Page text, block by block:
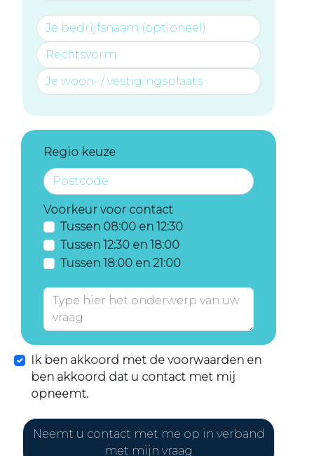
Regio keuze
Voorkeur voor contact
Tussen 08:00 en 12:30
Tussen 12:30 en 18:00
Tussen 18:00 en 21:00
Ik ben akkoord met de voorwaarden en
ben akkoord dat u contact met mij
opneemt.
Neemt u contact met me op in verband
met mijn vraag